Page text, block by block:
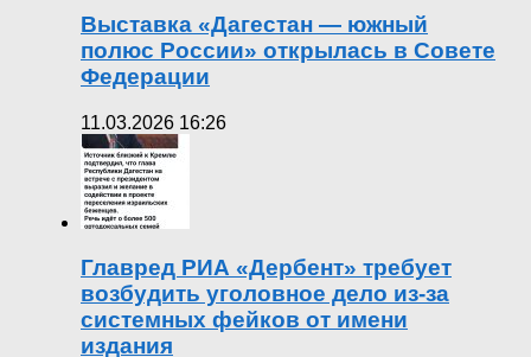
Выставка «Дагестан — южный
полюс России» открылась в Совете
Федерации
11.03.2026 16:26
Главред РИА «Дербент» требует
возбудить уголовное дело из-за
системных фейков от имени
издания